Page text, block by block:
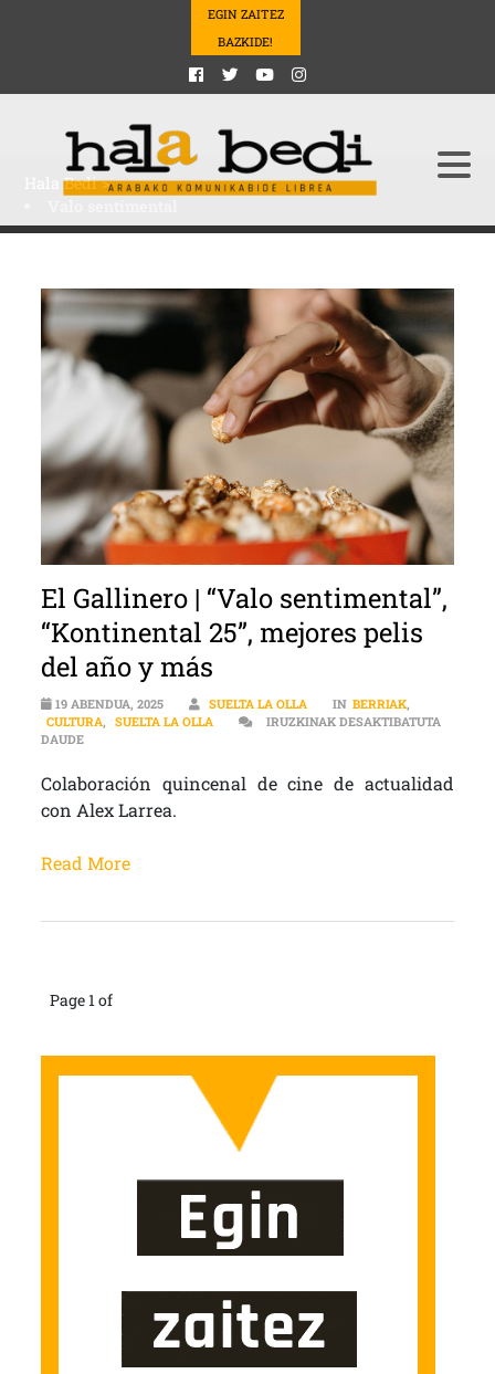
EGIN ZAITEZ
BAZKIDE!
Hala Bedi>
El Gallinero | “Valo sentimental”,
“Kontinental 25”, mejores pelis
del año y más
19 ABENDUA, 2025 SUELTA LA OLLA IN BERRIAK,
CULTURA, SUELTA LA OLLA
IRUZKINAK DESAKTIBATUTA
DAUDEEL GALLINERO | “VALO SENTIMENTAL”, “KONTINENTAL 25”,
Colaboración quincenal de cine de actualidad
con Alex Larrea.
Read More
Page 1 of